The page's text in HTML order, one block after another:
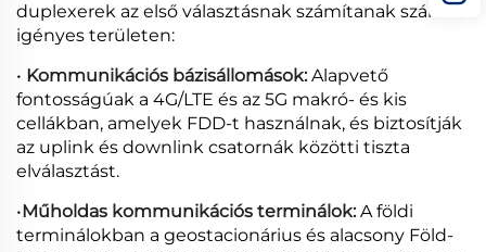
duplexerek az első választásnak számítanak számos
igényes területen:
• Kommunikációs bázisállomások:Alapvető
fontosságúak a 4G/LTE és az 5G makró- és kis
cellákban, amelyek FDD-t használnak, és biztosítják
az uplink és downlink csatornák közötti tiszta
elválasztást.
•Műholdas kommunikációs terminálok:A földi
terminálokban a geostacionárius és alacsony Föld-